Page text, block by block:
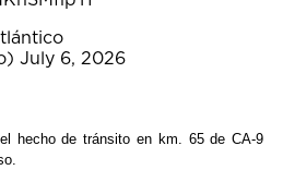
July 6, 2026
hecho de tránsito en km. 65 de CA-9